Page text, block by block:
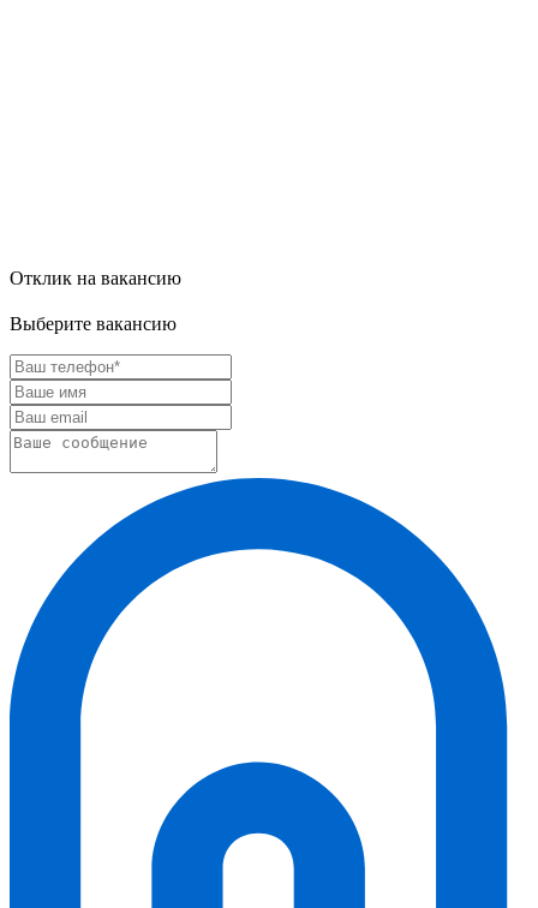
Отклик на вакансию
Выберите вакансию